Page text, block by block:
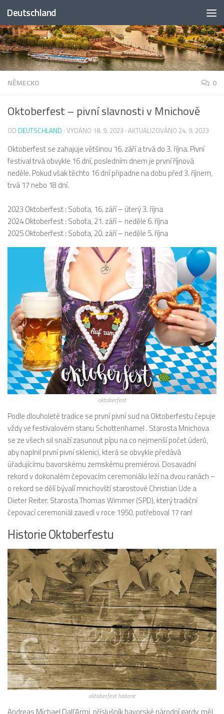
Skip to content
Deutschland
NĚMECKO 0
Oktoberfest – pivní slavnosti v Mnichově
OD DEUTSCHLAND · VYDÁNO 18. 9. 2023 · AKTUALIZOVÁNO 24. 9. 2023
Oktoberfest se zahajuje většinou 16. září a trvá do 3. října. Pivní
festival trvá obvykle 16 dní, posledním dnem je první říjnová
neděle. Pokud však těchto 16 dní připadne na dobu před 3. říjnem,
trvá 17 nebo 18 dní.
2023 Oktoberfest : Sobota, 16. září – úterý 3. října
2024 Oktoberfest : Sobota, 21. září – neděle 6. října
2025 Oktoberfest : Sobota, 20. září – neděle 5. října
oktoberfest
Podle dlouholeté tradice se první pivní sud na Oktoberfestu čepuje
vždy ve festivalovém stanu Schottenhamel . Starosta Mnichova
se ze všech sil snaží zasunout pípu na co nejmenší počet úderů,
aby naplnil první pivní sklenici, která se obvykle předává
úřadujícímu bavorskému zemskému premiérovi. Dosavadní
rekord v dokonalém čepovacím ceremoniálu leží na dvou ranách –
o rekord se dělí bývalí mnichovští starostové Christian Ude a
Dieter Reiter. Starosta Thomas Wimmer (SPD), který tradiční
čepovací ceremoniál zavedl v roce 1950, potřeboval 17 ran!
Historie Oktoberfestu
oktoberfest historie